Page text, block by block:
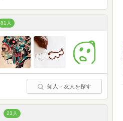
81人
知人・友人を探す
23人